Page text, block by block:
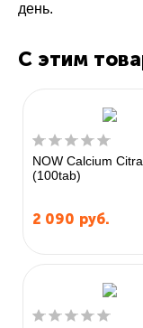
день.
С этим
NOW Calcium
(100tab)
2 090 руб.